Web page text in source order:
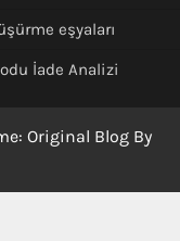
eşyaları
İade Analizi
Original Blog By